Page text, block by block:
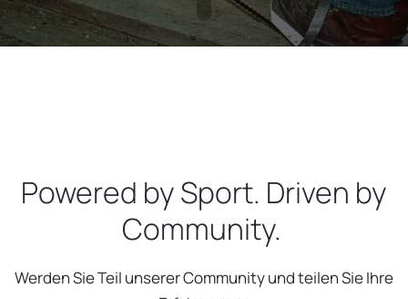
Powered by Sport. Driven by
Community.
Werden Sie Teil unserer Community und teilen Sie Ihre